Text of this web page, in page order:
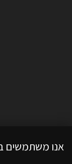
אנו משתמשים